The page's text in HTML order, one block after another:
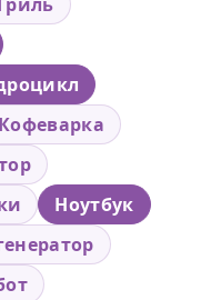
Кофеварка
Ноутбук